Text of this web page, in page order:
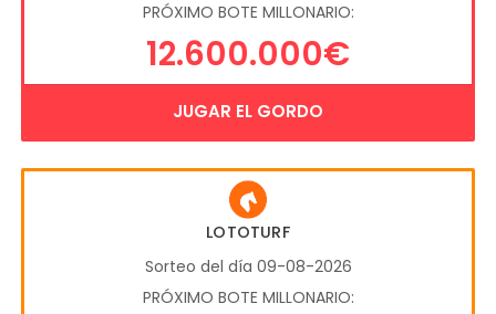
PRÓXIMO BOTE MILLONARIO:
12.600.000€
JUGAR EL GORDO
LOTOTURF
Sorteo del día 09-08-2026
PRÓXIMO BOTE MILLONARIO: